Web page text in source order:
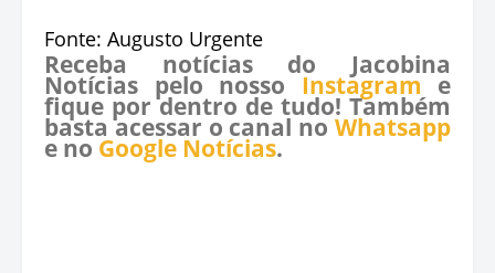
Fonte: Augusto Urgente
Receba notícias do Jacobina
Notícias pelo nosso Instagram e
fique por dentro de tudo! Também
basta acessar o canal no Whatsapp
e no Google Notícias.